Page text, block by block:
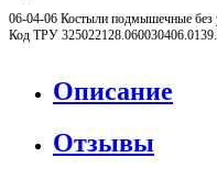
06-04-06 Костыли подмышечные без
Код ТРУ
Описание
Отзывы